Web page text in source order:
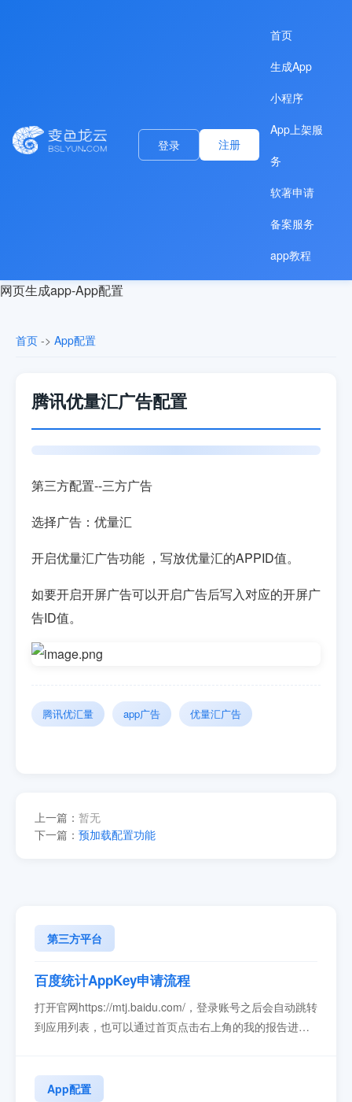
首页
生成App
小程序
App上架服
务
软著申请
备案服务
app教程
登录 注册
网页生成app-App配置
首页 -> App配置
腾讯优量汇广告配置
第三方配置--三方广告
选择广告：优量汇
开启优量汇广告功能 ，写放优量汇的APPID值。
如要开启开屏广告可以开启广告后写入对应的开屏广
告ID值。
腾讯优汇量 app广告 优量汇广告
上一篇： 暂无
下一篇： 预加载配置功能
第三方平台
百度统计AppKey申请流程
打开官网https://mtj.baidu.com/，登录账号之后会自动跳转
到应用列表，也可以通过首页点击右上角的我的报告进
到APPKEY安卓查看如图：苹果如图...
App配置